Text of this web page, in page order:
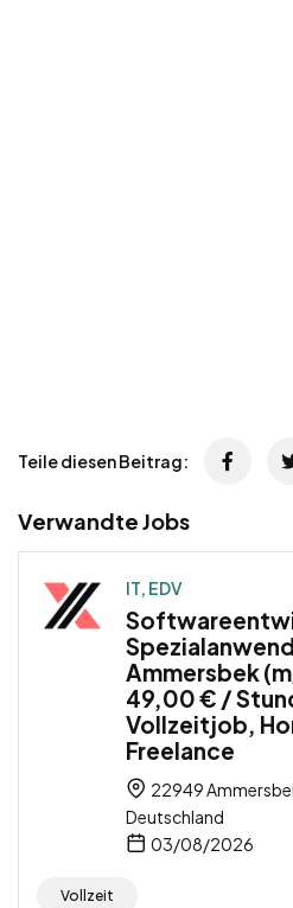
Teile diesen Beitrag:
Verwandte Jobs
IT, EDV
Ammersbek
49,00 € /
Vollzeitjob,
Freelance
22949
Deutschland
03/08/2026
Vollzeit